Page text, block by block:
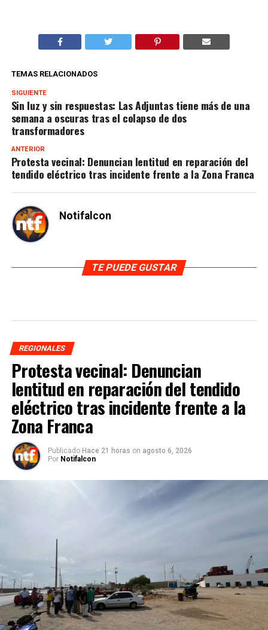
TEMAS RELACIONADOS
SIGUIENTE
Sin luz y sin respuestas: Las Adjuntas tiene más de una
semana a oscuras tras el colapso de dos
transformadores
ANTERIOR
Protesta vecinal: Denuncian lentitud en reparación del
tendido eléctrico tras incidente frente a la Zona Franca
Notifalcon
TE PUEDE GUSTAR
REGIONALES
Protesta vecinal: Denuncian
lentitud en reparación del tendido
eléctrico tras incidente frente a la
Zona Franca
Publicado Hace 21 horas on agosto 6, 2026
Por Notifalcon